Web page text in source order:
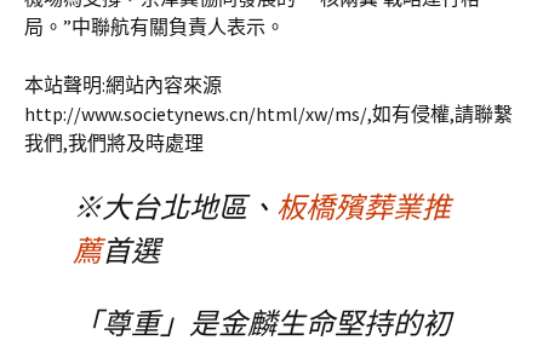
局。”中聯航有關負責人表示。
本站聲明:網站內容來源
http://www.societynews.cn/html/xw/ms/,如有侵權,請聯繫
我們,我們將及時處理
※大台北地區、 板橋殯葬業推
薦首選
「尊重」是金麟生命堅持的初